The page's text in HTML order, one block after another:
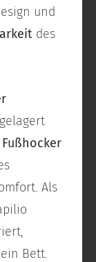
und
des
gelagert
Fußhocker
Als
Bett.